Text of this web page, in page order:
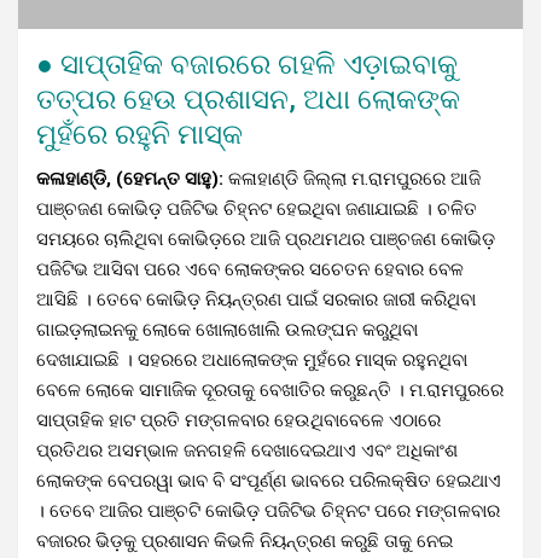
● ସାପ୍ତାହିକ ବଜାରରେ ଗହଳି ଏଡ଼ାଇବାକୁ
ତତ୍ପର ହେଉ ପ୍ରଶାସନ, ଅଧା ଲୋକଙ୍କ
ମୁହଁରେ ରହୁନି ମାସ୍କ
କଳାହାଣ୍ଡି, (ହେମନ୍ତ ସାହୁ): କଳାହାଣ୍ଡି ଜିଲ୍ଲା ମ.ରାମପୁରରେ ଆଜି
ପାଞ୍ଚଜଣ କୋଭିଡ଼ ପଜିଟିଭ ଚିହ୍ନଟ ହେଇଥିବା ଜଣାଯାଇଛି । ଚଳିତ
ସମୟରେ ଚାଲିଥିବା କୋଭିଡ଼ରେ ଆଜି ପ୍ରଥମଥର ପାଞ୍ଚଜଣ କୋଭିଡ଼
ପଜିଟିଭ ଆସିବା ପରେ ଏବେ ଲୋକଙ୍କର ସଚେତନ ହେବାର ବେଳ
ଆସିଛି । ତେବେ କୋଭିଡ଼ ନିୟନ୍ତ୍ରଣ ପାଇଁ ସରକାର ଜାରୀ କରିଥିବା
ଗାଇଡ଼ଲାଇନକୁ ଲୋକେ ଖୋଲାଖୋଲି ଉଲଙ୍ଘନ କରୁଥିବା
ଦେଖାଯାଇଛି । ସହରରେ ଅଧାଲୋକଙ୍କ ମୁହଁରେ ମାସ୍କ ରହୁନଥିବା
ବେଳେ ଲୋକେ ସାମାଜିକ ଦୂରତାକୁ ବେଖାତିର କରୁଛନ୍ତି । ମ.ରାମପୁରରେ
ସାପ୍ତାହିକ ହାଟ ପ୍ରତି ମଙ୍ଗଳବାର ହେଉଥିବାବେଳେ ଏଠାରେ
ପ୍ରତିଥର ଅସମ୍ଭାଳ ଜନଗହଳି ଦେଖାଦେଇଥାଏ ଏବଂ ଅଧିକାଂଶ
ଲୋକଙ୍କ ବେପରୱା ଭାବ ବି ସଂପୂର୍ଣ୍ଣ ଭାବରେ ପରିଲକ୍ଷିତ ହେଇଥାଏ
। ତେବେ ଆଜିର ପାଞ୍ଚଟି କୋଭିଡ଼ ପଜିଟିଭ ଚିହ୍ନଟ ପରେ ମଙ୍ଗଳବାର
ବଜାରର ଭିଡ଼କୁ ପ୍ରଶାସନ କିଭଳି ନିୟନ୍ତ୍ରଣ କରୁଛି ତାକୁ ନେଇ